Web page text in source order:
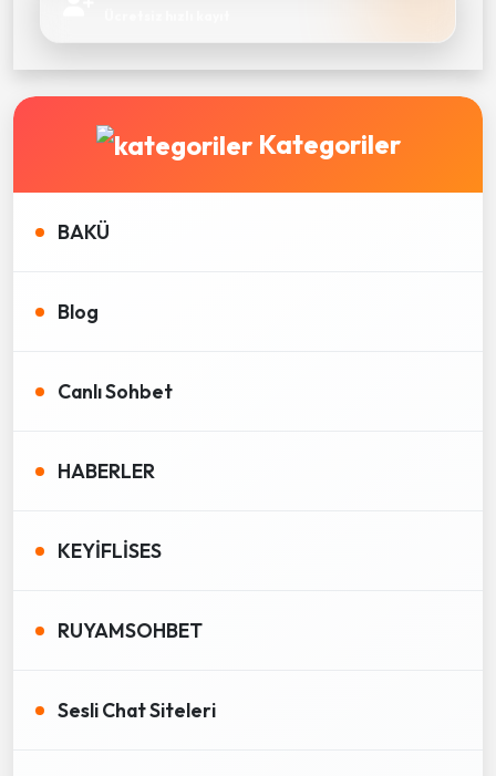
Kategoriler
BAKÜ
Blog
Canlı Sohbet
HABERLER
KEYİFLİSES
RUYAMSOHBET
Sesli Chat Siteleri